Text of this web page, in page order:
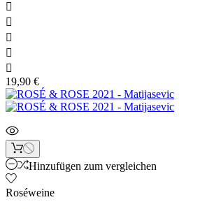





19,90 €
Hinzufügen zum vergleichen
Roséweine